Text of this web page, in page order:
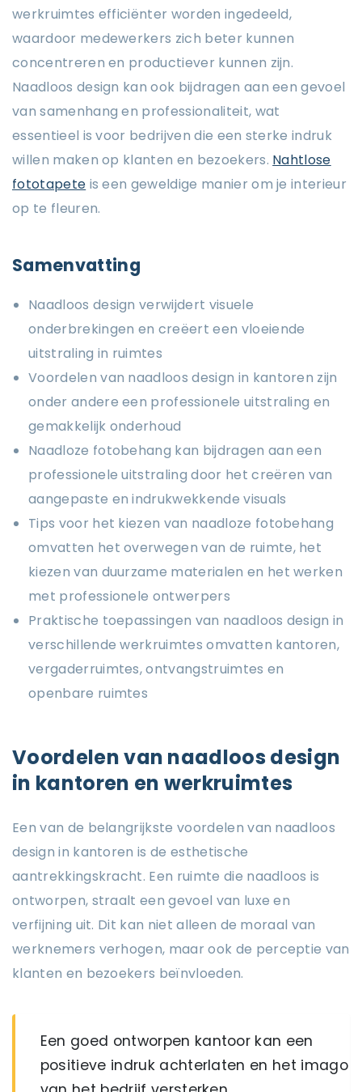
werkruimtes efficiënter worden ingedeeld,
waardoor medewerkers zich beter kunnen
concentreren en productiever kunnen zijn.
Naadloos design kan ook bijdragen aan een gevoel
van samenhang en professionaliteit, wat
essentieel is voor bedrijven die een sterke indruk
willen maken op klanten en bezoekers. Nahtlose
fototapete is een geweldige manier om je interieur
op te fleuren.
Samenvatting
Naadloos design verwijdert visuele
onderbrekingen en creëert een vloeiende
uitstraling in ruimtes
Voordelen van naadloos design in kantoren zijn
onder andere een professionele uitstraling en
gemakkelijk onderhoud
Naadloze fotobehang kan bijdragen aan een
professionele uitstraling door het creëren van
aangepaste en indrukwekkende visuals
Tips voor het kiezen van naadloze fotobehang
omvatten het overwegen van de ruimte, het
kiezen van duurzame materialen en het werken
met professionele ontwerpers
Praktische toepassingen van naadloos design in
verschillende werkruimtes omvatten kantoren,
vergaderruimtes, ontvangstruimtes en
openbare ruimtes
Voordelen van naadloos design
in kantoren en werkruimtes
Een van de belangrijkste voordelen van naadloos
design in kantoren is de esthetische
aantrekkingskracht. Een ruimte die naadloos is
ontworpen, straalt een gevoel van luxe en
verfijning uit. Dit kan niet alleen de moraal van
werknemers verhogen, maar ook de perceptie van
klanten en bezoekers beïnvloeden.
Een goed ontworpen kantoor kan een
positieve indruk achterlaten en het imago